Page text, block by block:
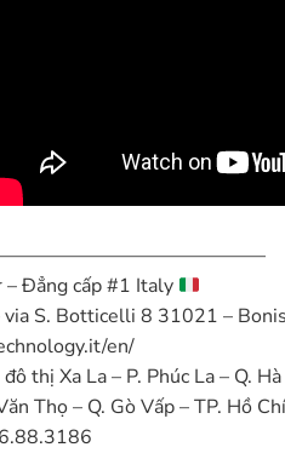
– Đẳng cấp #1 Italy
via S. Botticelli 8 31021 –
en/
thị Xa La – P. Phúc La – Q.
Thọ – Q. Gò Vấp – TP. Hồ